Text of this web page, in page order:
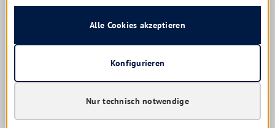
Nur technisch notwendige
Konfigurieren
Alle Cookies akzeptieren